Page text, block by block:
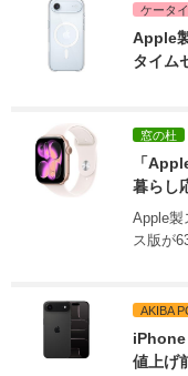
ケータ
Apple
タイム
窓の杜
「
暮らし
Apple製
ス版が
AKIBA
iPhone
値上げ